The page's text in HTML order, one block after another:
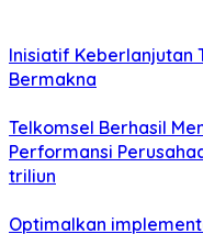
Inisiatif Keberlanjutan
Bermakna
Telkomsel Berhasil
Performansi
triliun
Optimalkan